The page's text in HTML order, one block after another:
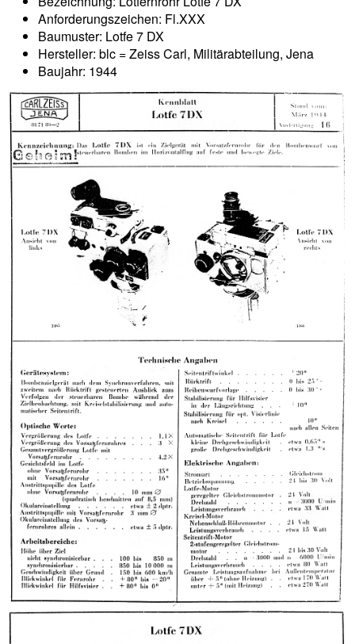
Anforderungszeichen: Fl.XXX
Baumuster: Lotfe 7 DX
Hersteller: blc = Zeiss Carl, Militärabteilung, Jena
Baujahr: 1944